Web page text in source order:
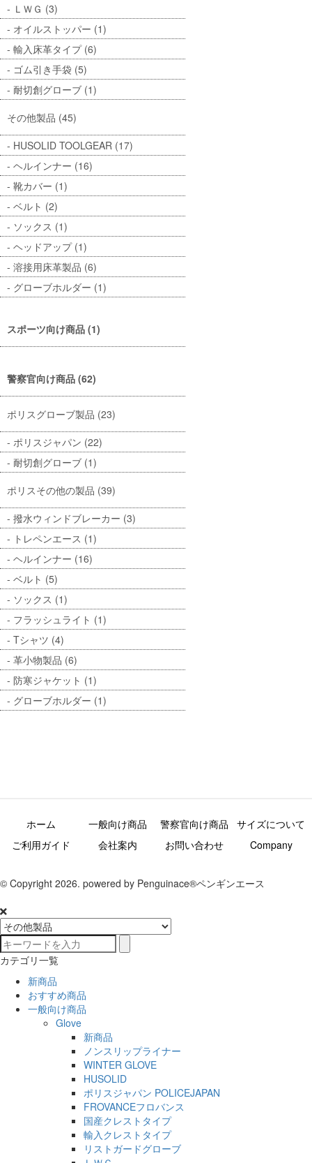
ＬＷＧ (3)
オイルストッパー (1)
輸入床革タイプ (6)
ゴム引き手袋 (5)
耐切創グローブ (1)
その他製品 (45)
HUSOLID TOOLGEAR (17)
ヘルインナー (16)
靴カバー (1)
ベルト (2)
ソックス (1)
ヘッドアップ (1)
溶接用床革製品 (6)
グローブホルダー (1)
スポーツ向け商品 (1)
警察官向け商品 (62)
ポリスグローブ製品 (23)
ポリスジャパン (22)
耐切創グローブ (1)
ポリスその他の製品 (39)
撥水ウィンドブレーカー (3)
トレペンエース (1)
ヘルインナー (16)
ベルト (5)
ソックス (1)
フラッシュライト (1)
Tシャツ (4)
革小物製品 (6)
防寒ジャケット (1)
グローブホルダー (1)
ホーム 一般向け商品 警察官向け商品
サイズについて
ご利用ガイド
会社案内 お問い合わせ Company
© Copyright 2026. powered by Penguinace®ペンギンエース
カテゴリ一覧
新商品
おすすめ商品
一般向け商品
Glove
新商品
ノンスリップライナー
WINTER GLOVE
HUSOLID
ポリスジャパン POLICEJAPAN
FROVANCEフロバンス
国産クレストタイプ
輸入クレストタイプ
リストガードグローブ